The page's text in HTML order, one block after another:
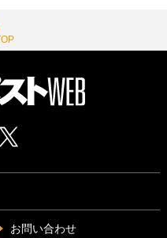
お問い合わせ